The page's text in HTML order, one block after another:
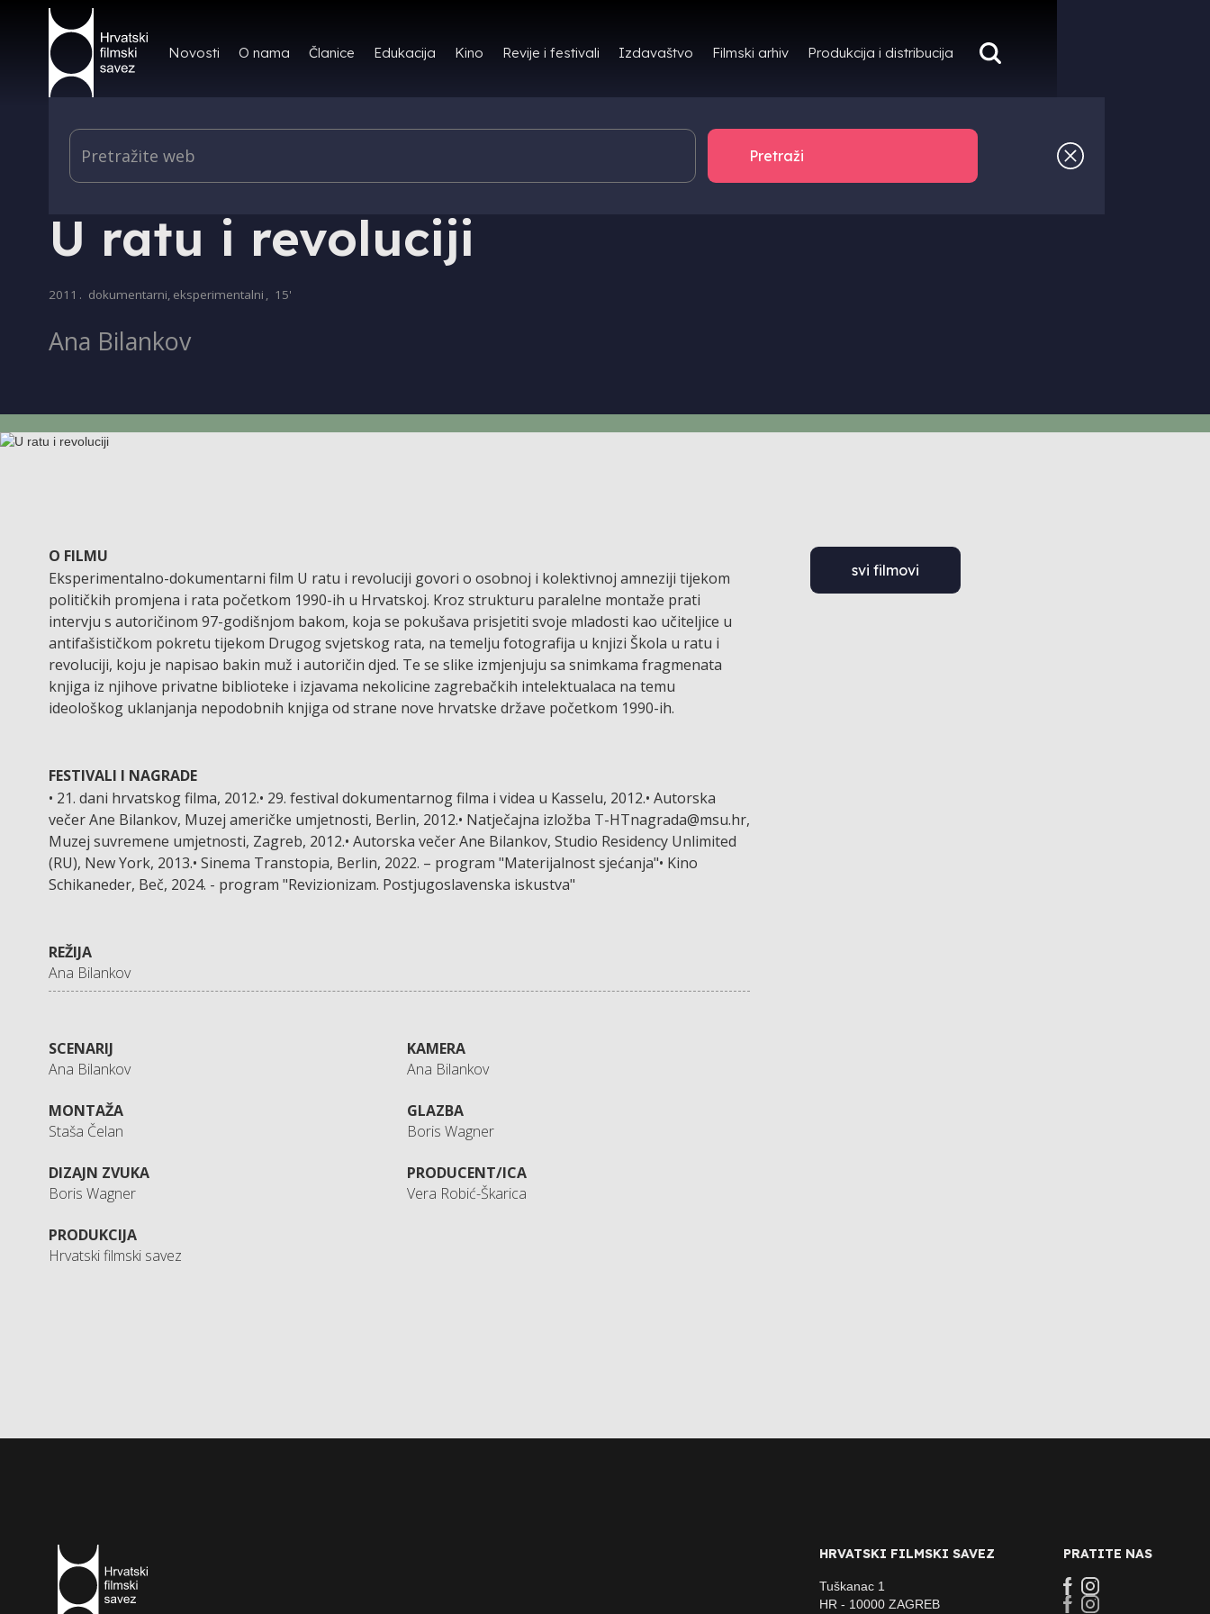
Novosti O nama Članice Edukacija Kino Revije i festivali Izdavaštvo Filmski arhiv Produkcija i distribucija
PRODUKCIJA
U ratu i revoluciji
2011 . dokumentarni, eksperimentalni , 15'
Ana Bilankov
O FILMU
Eksperimentalno-dokumentarni film U ratu i revoluciji govori o osobnoj i kolektivnoj amneziji tijekom
političkih promjena i rata početkom 1990-ih u Hrvatskoj. Kroz strukturu paralelne montaže prati
intervju s autoričinom 97-godišnjom bakom, koja se pokušava prisjetiti svoje mladosti kao učiteljice u
antifašističkom pokretu tijekom Drugog svjetskog rata, na temelju fotografija u knjizi Škola u ratu i
revoluciji, koju je napisao bakin muž i autoričin djed. Te se slike izmjenjuju sa snimkama fragmenata
knjiga iz njihove privatne biblioteke i izjavama nekolicine zagrebačkih intelektualaca na temu
ideološkog uklanjanja nepodobnih knjiga od strane nove hrvatske države početkom 1990-ih.
FESTIVALI I NAGRADE
• 21. dani hrvatskog filma, 2012.• 29. festival dokumentarnog filma i videa u Kasselu, 2012.• Autorska
večer Ane Bilankov, Muzej američke umjetnosti, Berlin, 2012.• Natječajna izložba T-HTnagrada@msu.hr,
Muzej suvremene umjetnosti, Zagreb, 2012.• Autorska večer Ane Bilankov, Studio Residency Unlimited
(RU), New York, 2013.• Sinema Transtopia, Berlin, 2022. – program "Materijalnost sjećanja"• Kino
Schikaneder, Beč, 2024. - program "Revizionizam. Postjugoslavenska iskustva"
REŽIJA
Ana Bilankov
SCENARIJ
Ana Bilankov
KAMERA
Ana Bilankov
MONTAŽA
Staša Čelan
GLAZBA
Boris Wagner
DIZAJN ZVUKA
Boris Wagner
PRODUCENT/ICA
Vera Robić-Škarica
PRODUKCIJA
Hrvatski filmski savez
svi filmovi
HRVATSKI FILMSKI SAVEZ
Tuškanac 1
HR - 10000 ZAGREB
PRATITE NAS